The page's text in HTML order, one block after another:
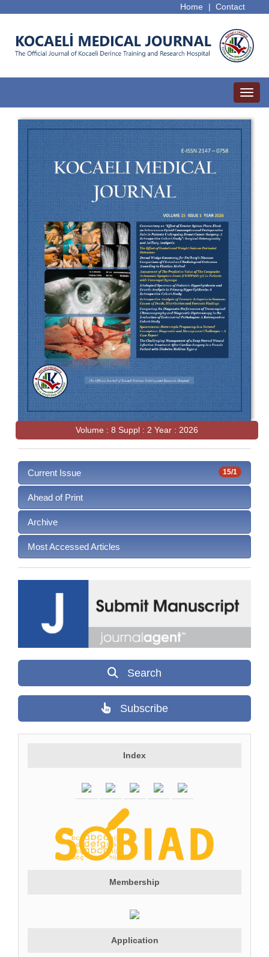
Contact
Home |
Volume : 8 Suppl : 2 Year : 2026
15/1
Current Issue
Ahead of Print
Archive
Most Accessed Articles
Search
Subscribe
Index
Membership
Application